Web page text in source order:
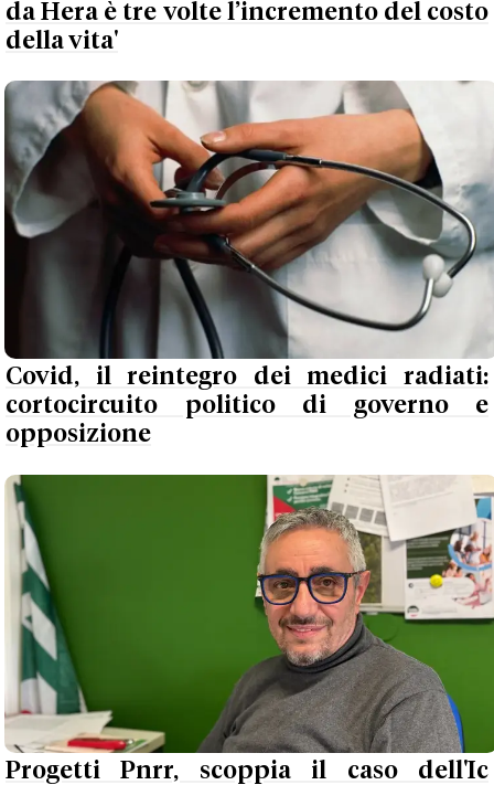
da Hera è tre volte l’incremento del costo
della vita'
Covid, il reintegro dei medici radiati:
cortocircuito politico di governo e
opposizione
Progetti Pnrr, scoppia il caso dell'Ic